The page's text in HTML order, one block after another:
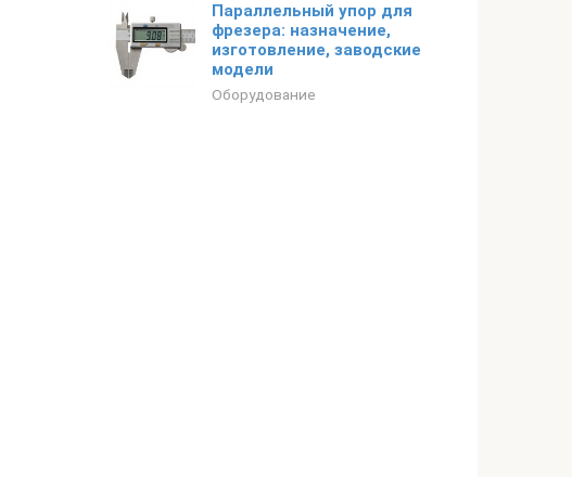
Параллельный упор для
фрезера: назначение,
изготовление, заводские
модели
Оборудование